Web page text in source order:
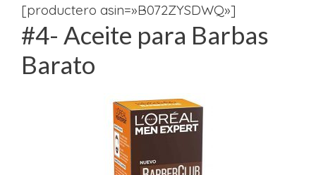
[productero asin=»B072ZYSDWQ»]
#4- Aceite para Barbas
Barato